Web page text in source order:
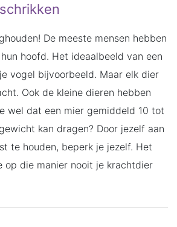
De meeste mensen hebben
hoofd. Het ideaalbeeld van een
vogel bijvoorbeeld. Maar elk dier
Ook de kleine dieren hebben
wel dat een mier gemiddeld 10 tot
kan dragen? Door jezelf aan
te houden, beperk je jezelf. Het
op die manier nooit je krachtdier